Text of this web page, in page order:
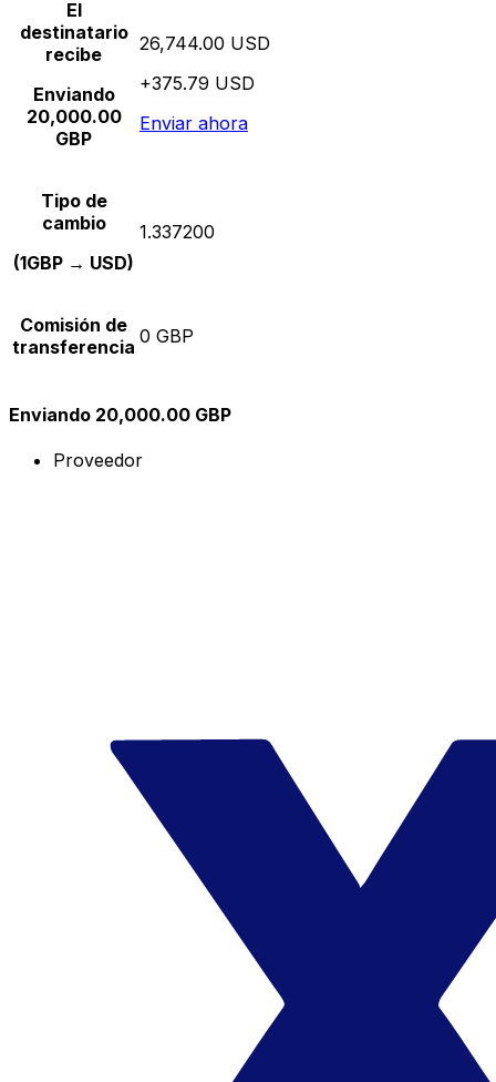
El
destinatario
recibe
Enviando
20,000.00
GBP
26,744.00 USD
+375.79 USD
Enviar ahora
Tipo de
cambio
(1GBP → USD)
1.337200
Comisión de
transferencia 0 GBP
Enviando 20,000.00 GBP
Proveedor